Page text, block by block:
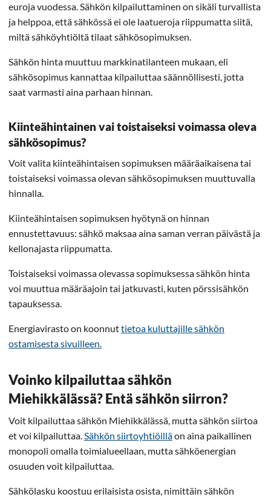
euroja vuodessa. Sähkön kilpailuttaminen on sikäli turvallista
ja helppoa, että sähkössä ei ole laatueroja riippumatta siitä,
miltä sähköyhtiöltä tilaat sähkösopimuksen.
Sähkön hinta muuttuu markkinatilanteen mukaan, eli
sähkösopimus kannattaa kilpailuttaa säännöllisesti, jotta
saat varmasti aina parhaan hinnan.
Kiinteähintainen vai toistaiseksi voimassa oleva
sähkösopimus?
Voit valita kiinteähintaisen sopimuksen määräaikaisena tai
toistaiseksi voimassa olevan sähkösopimuksen muuttuvalla
hinnalla.
Kiinteähintaisen sopimuksen hyötynä on hinnan
ennustettavuus: sähkö maksaa aina saman verran päivästä ja
kellonajasta riippumatta.
Toistaiseksi voimassa olevassa sopimuksessa sähkön hinta
voi muuttua määräajoin tai jatkuvasti, kuten pörssisähkön
tapauksessa.
Energiavirasto on koonnuttietoa kuluttajille sähkön
ostamisesta sivuilleen.
Voinko kilpailuttaa sähkön
Miehikkälässä? Entä sähkön siirron?
Voit kilpailuttaa sähkön Miehikkälässä, mutta sähkön siirtoa
et voi kilpailuttaa.Sähkön siirtoyhtiöilläon aina paikallinen
monopoli omalla toimialueellaan, mutta sähköenergian
osuuden voit kilpailuttaa.
Sähkölasku koostuu erilaisista osista, nimittäin sähkön